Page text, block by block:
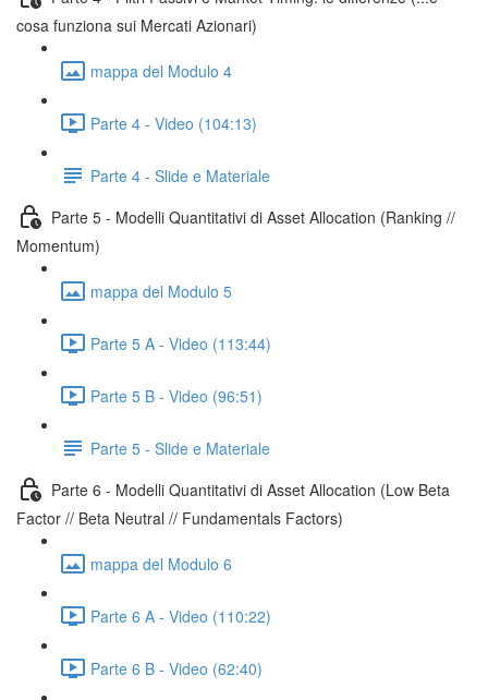
cosa funziona sui Mercati Azionari)
mappa del Modulo 4
Parte 4 - Video (104:13)
Parte 4 - Slide e Materiale
Parte 5 - Modelli Quantitativi di Asset Allocation (Ranking //
Momentum)
mappa del Modulo 5
Parte 5 A - Video (113:44)
Parte 5 B - Video (96:51)
Parte 5 - Slide e Materiale
Parte 6 - Modelli Quantitativi di Asset Allocation (Low Beta
Factor // Beta Neutral // Fundamentals Factors)
mappa del Modulo 6
Parte 6 A - Video (110:22)
Parte 6 B - Video (62:40)